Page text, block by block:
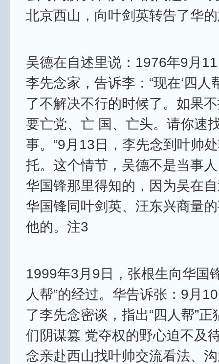
北京西山，向叶剑英转告了华
吴德在自述里说：1976年9月
李先念家，告诉李：“现在‘四人
了不解决不行的时候了。如果
要亡党、亡 国、亡头。请你速
事。”9月13日，李先念到叶帅
托。这个情节，吴德不是当事
华国锋那里得知的，因为吴在
华国锋同叶剑英、汪东兴商量
他的。注3
1999年3月9日，张根生向华国
人帮”的经过。华告诉张：9月
了李先念密谈，指出“四人帮”
们阴谋篡 党夺权的野心迫不及
念亲赴西山找叶帅交流看法、